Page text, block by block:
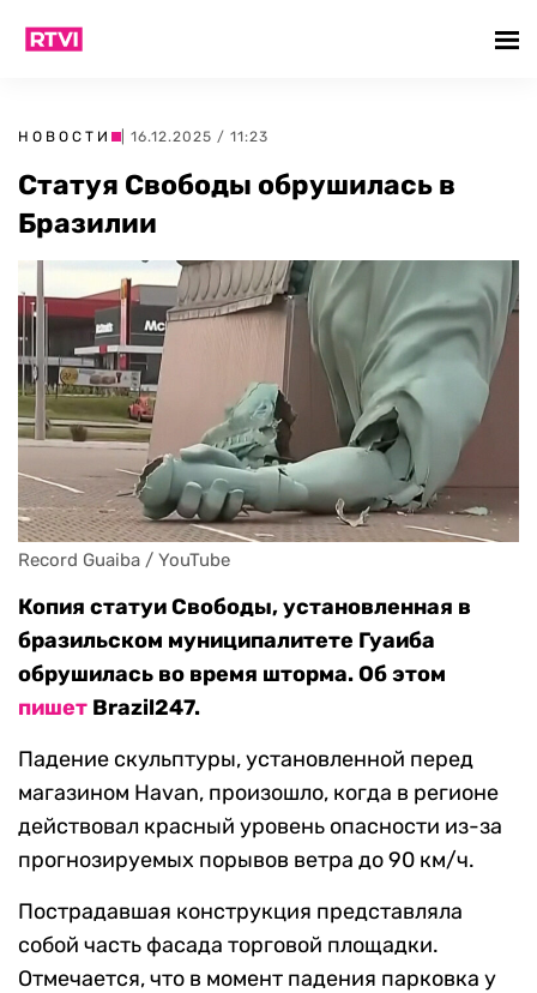
НОВОСТИ | 16.12.2025 / 11:23
Статуя Свободы обрушилась в
Бразилии
Копия статуи Свободы, установленная в
бразильском муниципалитете Гуаиба
обрушилась во время шторма. Об этом
пишет Brazil247.
Падение скульптуры, установленной перед
магазином Havan, произошло, когда в регионе
действовал красный уровень опасности из-за
прогнозируемых порывов ветра до 90 км/ч.
Пострадавшая конструкция представляла
собой часть фасада торговой площадки.
Отмечается, что в момент падения парковка у